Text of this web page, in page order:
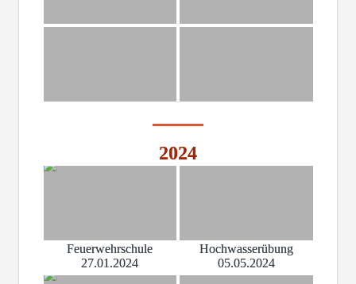
2024
Feuerwehrschule
27.01.2024
Hochwasserübung
05.05.2024